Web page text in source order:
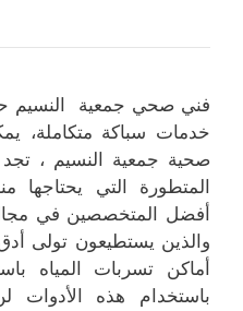
فني صحي جمعية النسيم
خدمات سباكة متكاملة،
صحية جمعية النسيم ، تجد
المتطورة التي يحتاجها
أفضل المتخصصين في مجال
والذين يستطيعون تولى
أماكن تسربات المياه
باستخدام هذه الأدوات